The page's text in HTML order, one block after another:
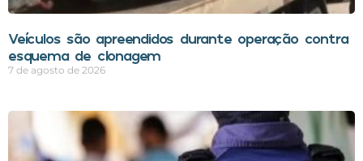
Veículos são apreendidos durante operação contra
esquema de clonagem
7 de agosto de 2026